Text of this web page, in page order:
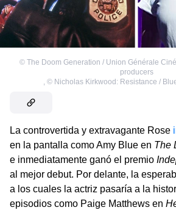
© The Doom Generation / Union Générale
producers
, © Nicholas Kirkwood: Resistance /
La controvertida y extravagante Rose
en la pantalla como Amy Blue en The
e inmediatamente ganó el premio
al mejor debut. Por delante, la
a los cuales la actriz pasaría a la
episodios como Paige Matthews en